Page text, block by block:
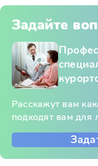
Задайте
Расскажут вам
подходят вам для